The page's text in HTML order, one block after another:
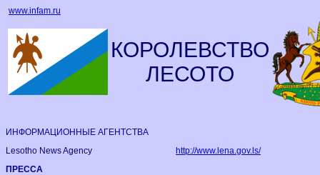
www.infam.ru
КОРОЛЕВСТВО
ЛЕСОТО
ИНФОРМАЦИОННЫЕ АГЕНТСТВА
Lesotho News Agency
http://www.lena.gov.ls/
ПРЕССА